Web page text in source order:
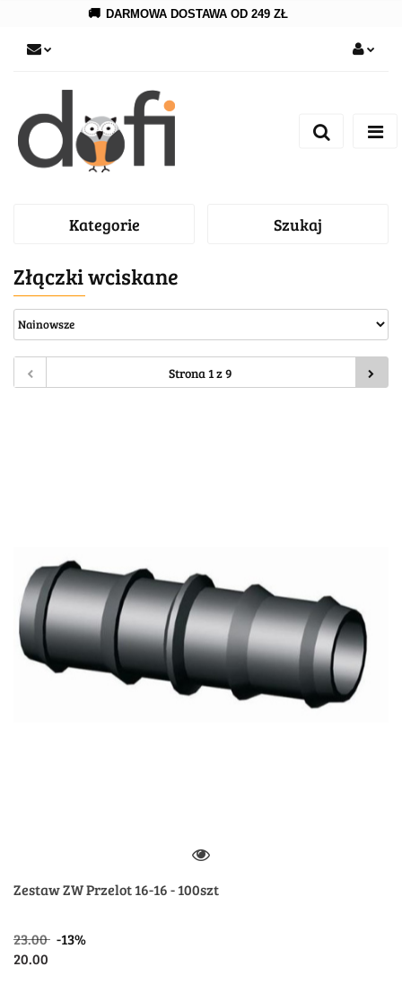
🚚 DARMOWA DOSTAWA OD 249 ZŁ
Zarejestruj się
Kategorie Szukaj
Złączki wciskane
Zestaw ZW Przelot 16-16 - 100szt
23.00 -13%
20.00